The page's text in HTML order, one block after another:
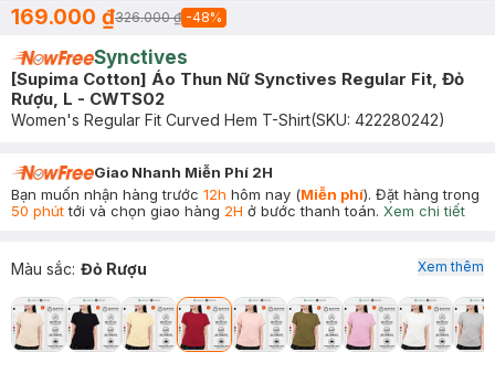
169.000 ₫326.000 ₫ -48%
Synctives
[Supima Cotton] Áo Thun Nữ Synctives Regular Fit, Đỏ
Rượu, L - CWTS02
Women's Regular Fit Curved Hem T-Shirt(SKU: 422280242)
Giao Nhanh Miễn Phí 2H
Bạn muốn nhận hàng trước 12h hôm nay (Miễn phí). Đặt hàng trong
50 phúttới và chọn giao hàng 2H ở bước thanh toán. Xem chi tiết
Màu sắc: Đỏ Rượu Xem thêm